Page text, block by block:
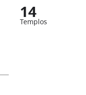
14
Templos